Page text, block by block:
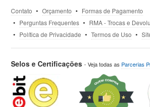
Contato Orçamento
Formas de Pagamento
Perguntas Frequentes
RMA - Trocas e
Política de Privacidade
Termos de Uso
Selos e Certificações- Veja todas as Parcerias